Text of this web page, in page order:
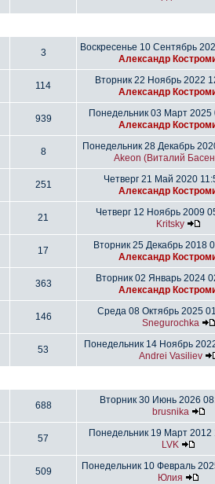
3
Воскресенье 10 Сентябрь
Александр
114
Вторник 22 Ноябрь 2022
Александр
939
Понедельник 03 Март 2025
Александр
8
Понедельник 28 Декабрь
Akeon (Виталий
251
Четверг 21 Май 2020
Александр
21
Четверг 12 Ноябрь 2009
Kritsky
17
Вторник 25 Декабрь 2018
Александр
363
Вторник 02 Январь 2024
Александр
146
Среда 08 Октябрь 2025
Snegurochka
53
Понедельник 14 Ноябрь
Andrei Vasiliev
688
Вторник 30 Июнь 2026
brusnika
57
Понедельник 19 Март 2012
LVK
509
Понедельник 10 Февраль
Юлия